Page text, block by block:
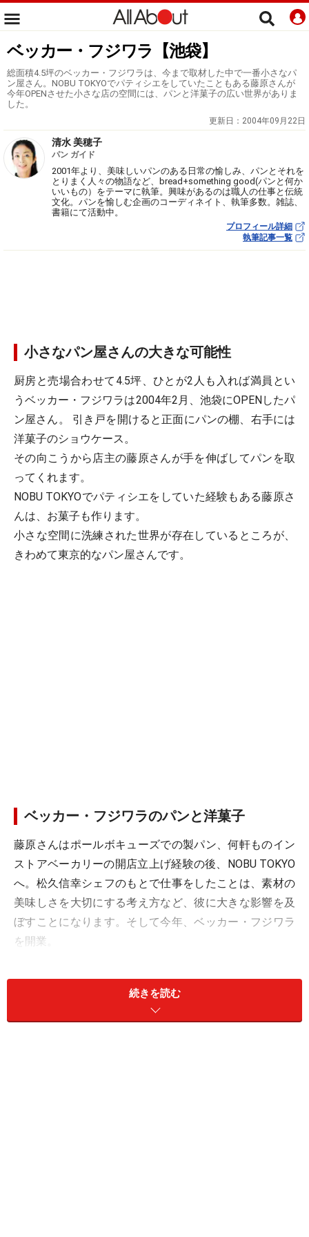
ベッカー・フジワラ【池袋】
総面積4.5坪のベッカー・フジワラは、今まで取材した中で一番小さなパ
ン屋さん。NOBU TOKYOでパティシエをしていたこともある藤原さんが
今年OPENさせた小さな店の空間には、パンと洋菓子の広い世界がありま
した。
更新日： 2004年09月22日
清水 美穂子
パン ガイド
2001年より、美味しいパンのある日常の愉しみ、パンとそれを
とりまく人々の物語など、bread+something good(パンと何か
いいもの）をテーマに執筆。興味があるのは職人の仕事と伝統
文化。パンを愉しむ企画のコーディネイト、執筆多数。雑誌、
書籍にて活動中。
プロフィール詳細
執筆記事一覧
小さなパン屋さんの大きな可能性
厨房と売場合わせて4.5坪、ひとが2人も入れば満員とい
うベッカー・フジワラは2004年2月、池袋にOPENしたパ
ン屋さん。 引き戸を開けると正面にパンの棚、右手には
洋菓子のショウケース。
その向こうから店主の藤原さんが手を伸ばしてパンを取
ってくれます。
NOBU TOKYOでパティシエをしていた経験もある藤原さ
んは、お菓子も作ります。
小さな空間に洗練された世界が存在しているところが、
きわめて東京的なパン屋さんです。
ベッカー・フジワラのパンと洋菓子
藤原さんはポールボキューズでの製パン、何軒ものイン
ストアベーカリーの開店立上げ経験の後、NOBU TOKYO
へ。松久信幸シェフのもとで仕事をしたことは、素材の
美味しさを大切にする考え方など、彼に大きな影響を及
ぼすことになります。そして今年、ベッカー・フジワラ
を開業。
続きを読む